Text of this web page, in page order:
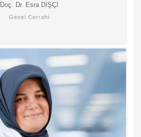
Doç. Dr. Esra DİŞÇİ
Genel Cerrahi